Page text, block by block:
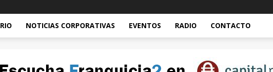
NOTICIAS CORPORATIVAS EVENTOS RADIO CONTACTO